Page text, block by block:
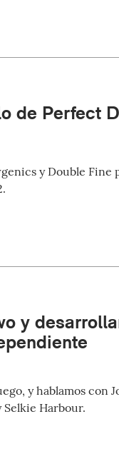
de Perfect
y Double
y
y hablamos con
Harbour.